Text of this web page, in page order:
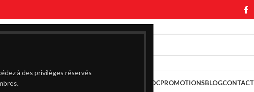
à des privilèges réservés
CASABLANCA PARAPHARMACIE MAROCPROMOTIONSBLOGCONTACT